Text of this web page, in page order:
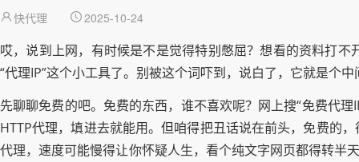
快代理 2025-10-24
哎，说到上网，有时候是不是觉得特别憋屈？想看的资料打
“代理IP”这个小工具了。别被这个词吓到，说白了，它就是个
先聊聊免费的吧。免费的东西，谁不喜欢呢？网上搜“免费代
HTTP代理，填进去就能用。但咱得把丑话说在前头，免费的
代理，速度可能慢得让你怀疑人生，看个纯文字网页都得转半